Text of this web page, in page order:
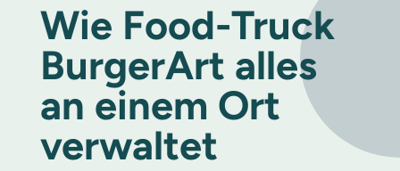
Wie Food-Truck
BurgerArt alles
an einem Ort
verwaltet